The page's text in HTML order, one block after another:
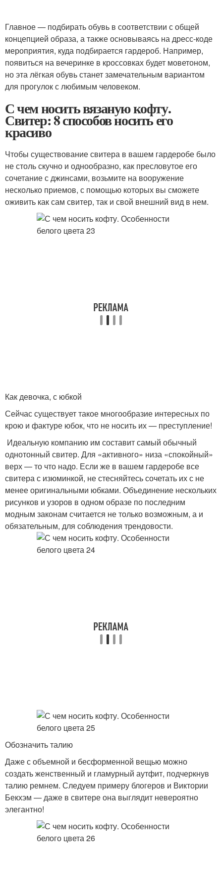
Главное — подбирать обувь в соответствии с общей
концепцией образа, а также основываясь на дресс-коде
мероприятия, куда подбирается гардероб. Например,
появиться на вечеринке в кроссовках будет моветоном,
но эта лёгкая обувь станет замечательным вариантом
для прогулок с любимым человеком.
С чем носить вязаную кофту.
Свитер: 8 способов носить его
красиво
Чтобы существование свитера в вашем гардеробе было
не столь скучно и однообразно, как пресловутое его
сочетание с джинсами, возьмите на вооружение
несколько приемов, с помощью которых вы сможете
оживить как сам свитер, так и свой внешний вид в нем.
Как девочка, с юбкой
Сейчас существует такое многообразие интересных по
крою и фактуре юбок, что не носить их — преступление!
Идеальную компанию им составит самый обычный
однотонный свитер. Для «активного» низа «спокойный»
верх — то что надо. Если же в вашем гардеробе все
свитера с изюминкой, не стесняйтесь сочетать их с не
менее оригинальными юбками. Объединение нескольких
рисунков и узоров в одном образе по последним
модным законам считается не только возможным, а и
обязательным, для соблюдения трендовости.
Обозначить талию
Даже с объемной и бесформенной вещью можно
создать женственный и гламурный аутфит, подчеркнув
талию ремнем. Следуем примеру блогеров и Виктории
Бекхэм — даже в свитере она выглядит невероятно
элегантно!